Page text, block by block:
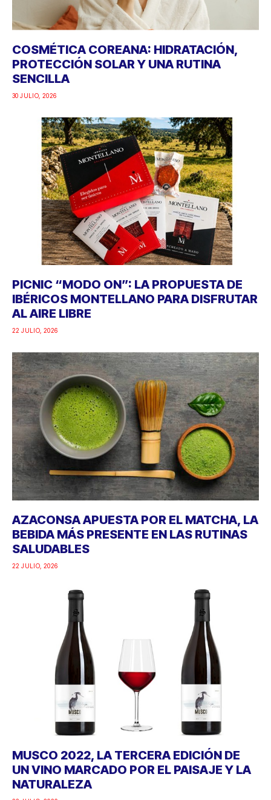
COSMÉTICA COREANA: HIDRATACIÓN,
PROTECCIÓN SOLAR Y UNA RUTINA
SENCILLA
30 JULIO, 2026
PICNIC “MODO ON”: LA PROPUESTA DE
IBÉRICOS MONTELLANO PARA DISFRUTAR
AL AIRE LIBRE
22 JULIO, 2026
AZACONSA APUESTA POR EL MATCHA, LA
BEBIDA MÁS PRESENTE EN LAS RUTINAS
SALUDABLES
22 JULIO, 2026
MUSCO 2022, LA TERCERA EDICIÓN DE
UN VINO MARCADO POR EL PAISAJE Y LA
NATURALEZA